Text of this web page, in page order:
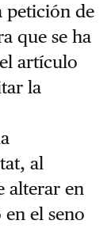
petición de
que se ha
artículo
la
al
alterar en
el seno